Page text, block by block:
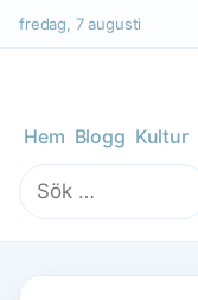
fredag, 7 augusti
Hem Blogg Kultur
Sök
efter: